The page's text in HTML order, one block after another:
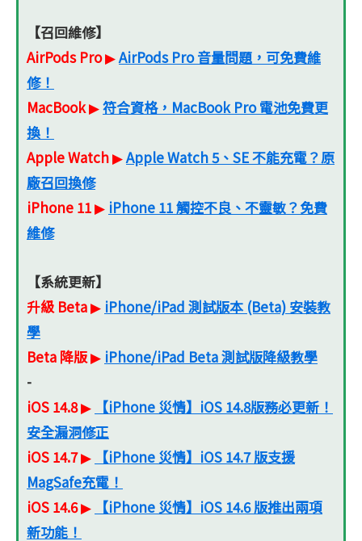
【召回維修】
AirPods Pro▶AirPods Pro 音量問題，可免費維
修！
MacBook▶符合資格，MacBook Pro 電池免費更
換！
Apple Watch▶Apple Watch 5、SE 不能充電？原
廠召回換修
iPhone 11▶ iPhone 11 觸控不良、不靈敏？免費
維修
【系統更新】
升級 Beta▶ iPhone/iPad 測試版本 (Beta) 安裝教
學
Beta 降版▶ iPhone/iPad Beta 測試版降級教學
-
iOS 14.8▶
【iPhone 災情】iOS 14.8版務必更新！
安全漏洞修正
iOS 14.7▶
【iPhone 災情】iOS 14.7 版支援
MagSafe充電！
iOS 14.6▶
【iPhone 災情】iOS 14.6 版推出兩項
新功能！